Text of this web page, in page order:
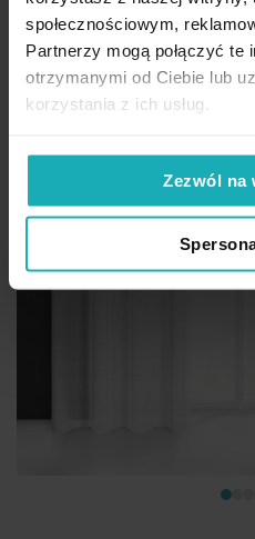
społecznościowym,
Partnerzy mogą połączyć te
otrzymanymi od Ciebie lub
korzystania z ich usług.
Zezwól na